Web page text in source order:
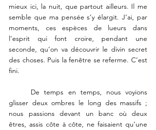
mieux ici, la nuit, que partout ailleurs. Il me
semble que ma pensée s’y élargit. J’ai, par
moments, ces espèces de lueurs dans
l’esprit qui font croire, pendant une
seconde, qu’on va découvrir le divin secret
des choses. Puis la fenêtre se referme. C’est
fini.
glisser deux ombres le long des massifs ;
nous passions devant un banc où deux
êtres, assis côte à côte, ne faisaient qu’une